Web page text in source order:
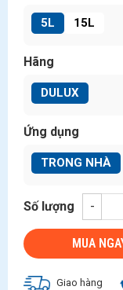
5L 15L
Hãng
DULUX
Ứng dụng
TRONG NHÀ
Số lượng -
MUA
Giao hàng